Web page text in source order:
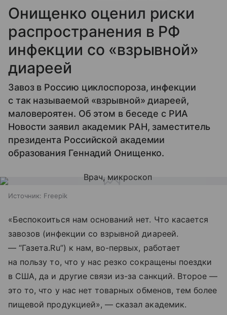
Онищенко оценил риски
распространения в РФ
инфекции со «взрывной»
диареей
Завоз в Россию циклоспороза, инфекции
с так называемой «взрывной» диареей,
маловероятен. Об этом в беседе с РИА
Новости заявил академик РАН, заместитель
президента Российской академии
образования Геннадий Онищенко.
Источник: Freepik
«Беспокоиться нам оснований нет. Что касается
завозов (инфекции со взрывной диареей.
— “Газета.Ru”) к нам, во-первых, работает
на пользу то, что у нас резко сокращены поездки
в США, да и другие связи из-за санкций. Второе —
это то, что у нас нет товарных обменов, тем более
пищевой продукцией», — сказал академик.